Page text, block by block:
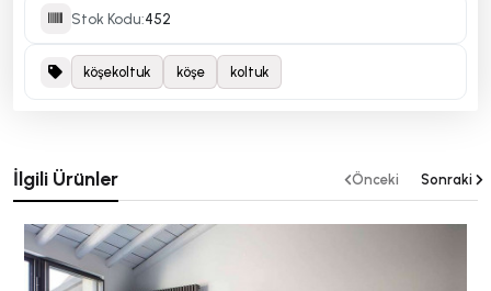
Stok Kodu:452
köşekoltuk köşe koltuk
İlgili Ürünler Önceki Sonraki